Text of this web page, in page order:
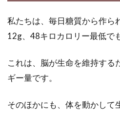
9キロウォ
私たちは、毎日糖質から作ら
12g、48キロカロリー最低で
これは、脳が生命を維持する
ギー量です。
そのほかにも、体を動かして